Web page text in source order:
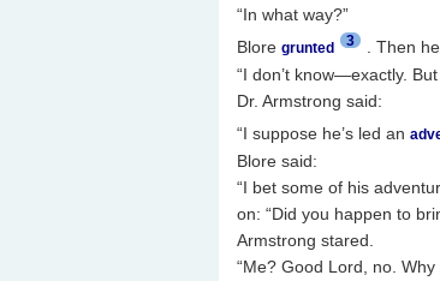
“In what way?”
Blore grunted 3
. Then
“I don’t know—exactly.
Dr. Armstrong said:
“I suppose he’s led an
Blore said:
“I bet some of his
on: “Did you happen to
Armstrong stared.
“Me? Good Lord, no. Why